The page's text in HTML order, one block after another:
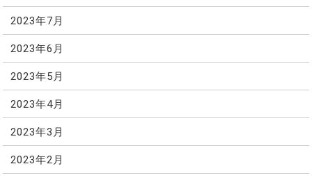
2023年7月
2023年6月
2023年5月
2023年4月
2023年3月
2023年2月